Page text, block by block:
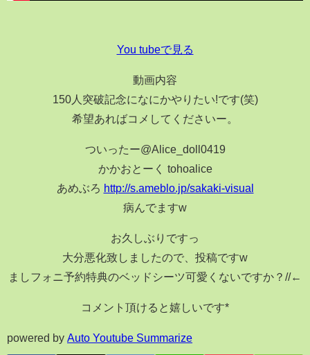
You tubeで見る
動画内容
150人突破記念になにかやりたい!です(笑)
希望あればコメしてくださいー。
ついったー@Alice_doll0419
かかおとーく tohoalice
あめぶろ http://s.ameblo.jp/sakaki-visual
病んでますw
お久しぶりですっ
大分悪化致しましたので、投稿ですw
ましフォニ予約特典のベッドシーツ可愛くないですか？//←
コメント頂けると嬉しいです*
powered by Auto Youtube Summarize